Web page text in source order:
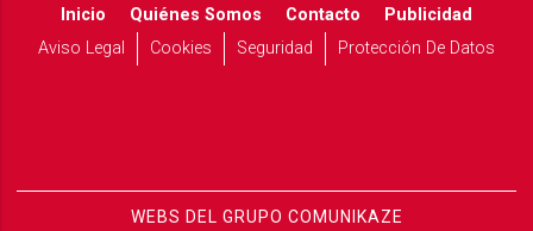
Inicio Quiénes Somos Contacto
Publicidad
Aviso Legal
Cookies Seguridad Protección De Datos
WEBS DEL GRUPO COMUNIKAZE